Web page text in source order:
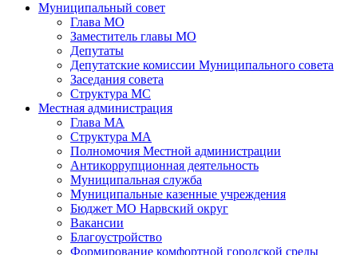
Муниципальный совет
Глава МО
Заместитель главы МО
Депутаты
Депутатские комиссии Муниципального совета
Заседания совета
Структура МС
Местная администрация
Глава МА
Структура МА
Полномочия Местной администрации
Антикоррупционная деятельность
Муниципальная служба
Муниципальные казенные учреждения
Бюджет МО Нарвский округ
Вакансии
Благоустройство
Формирование комфортной городской среды